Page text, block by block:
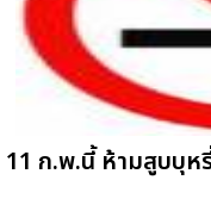
11 ก.พ.นี้ ห้ามสูบบุห